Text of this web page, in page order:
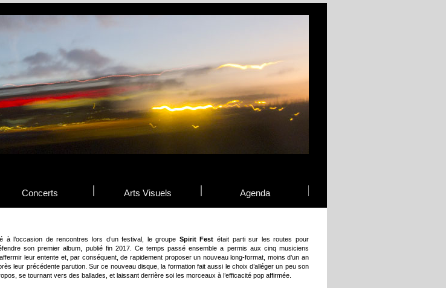
Concerts Arts Visuels Agenda
à l’occasion de rencontres lors d’un festival, le groupe Spirit Fest était parti sur les routes pour
son premier album, publié fin 2017. Ce temps passé ensemble a permis aux cinq musiciens
leur entente et, par conséquent, de rapidement proposer un nouveau long-format, moins d’un an
leur précédente parution. Sur ce nouveau disque, la formation fait aussi le choix d’alléger un peu son
se tournant vers des ballades, et laissant derrière soi les morceaux à l’efficacité pop affirmée.